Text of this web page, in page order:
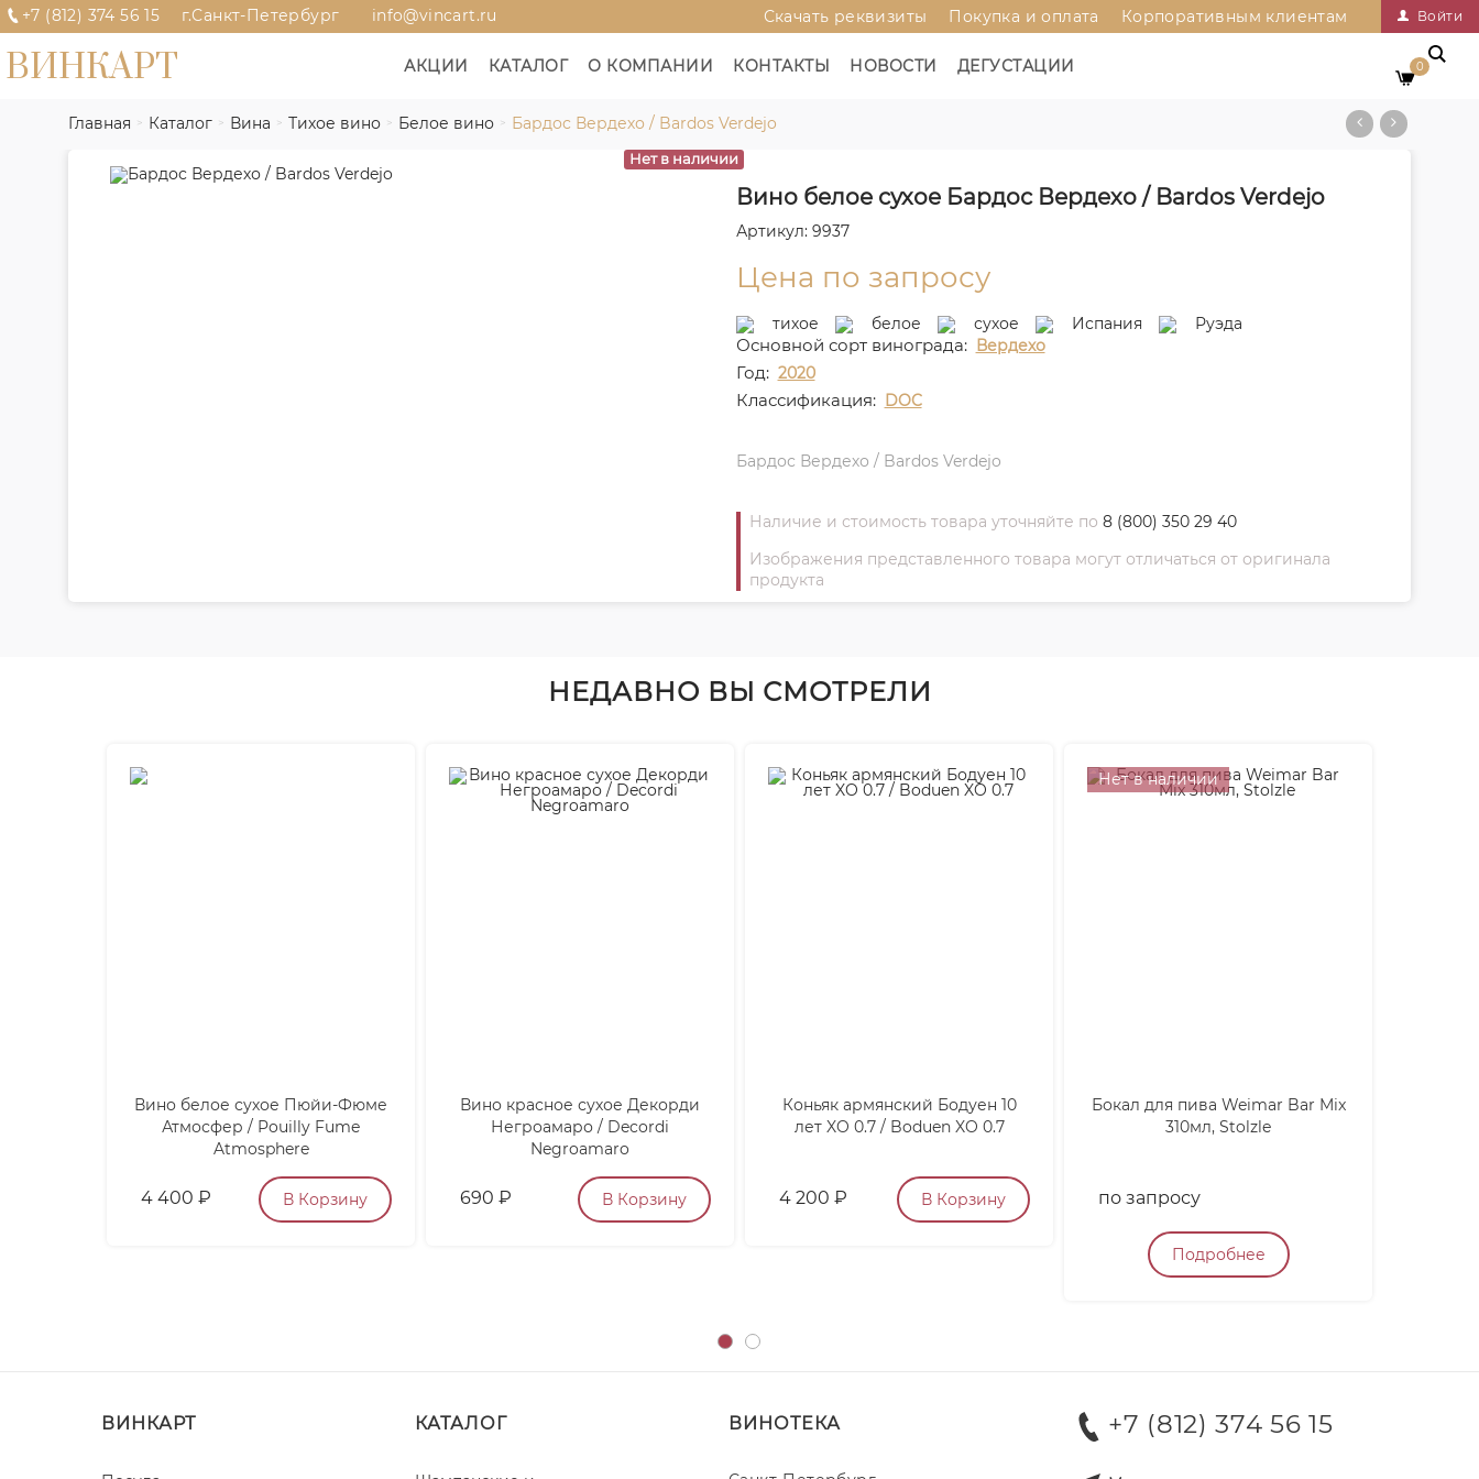
+7 (812) 374 56 15 г.Санкт-Петербург info@vincart.ru Войти
Скачать реквизиты Покупка и оплата Корпоративным клиентам
ВИНКАРТ АКЦИИ КАТАЛОГ О КОМПАНИИ КОНТАКТЫ НОВОСТИ ДЕГУСТАЦИИ 0
Главная Каталог Вина Тихое вино Белое вино Бардос Вердехо / Bardos Verdejo
Нет в наличии
Вино белое сухое Бардос Вердехо / Bardos Verdejo
Артикул: 9937
Цена по запросу
тихое белое сухое Испания Руэда
Основной сорт винограда: Вердехо
Год: 2020
Классификация: DOC
Бардос Вердехо / Bardos Verdejo
Наличие и стоимость товара уточняйте по 8 (800) 350 29 40
Изображения представленного товара могут отличаться от оригинала
продукта
НЕДАВНО ВЫ СМОТРЕЛИ
Вино белое сухое Пюйи-Фюме
Атмосфер / Pouilly Fume
Atmosphere
4 400 ₽ В Корзину
Вино красное сухое Декорди
Негроамаро / Decordi
Negroamaro
690 ₽ В Корзину
Коньяк армянский Бодуен 10
лет XO 0.7 / Boduen XO 0.7
4 200 ₽ В Корзину
Нет в наличии
Бокал для пива Weimar Bar Mix
310мл, Stolzle
по запросу
Подробнее
ВИНКАРТ КАТАЛОГ ВИНОТЕКА +7 (812) 374 56 15